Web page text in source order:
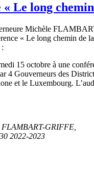
« Le long
Michèle
« Le long chemin de
15 octobre à une
4 Gouverneurs des
et le Luxembourg.
GRIFFE,
2022-2023